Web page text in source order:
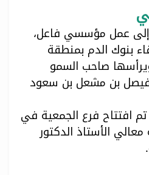
إلى عمل مؤسسي فاعل،
بنوك الدم بمنطقة
صاحب السمو
فيصل بن مشعل بن سعود
أبريل 2018م، تم افتتاح فرع الجمعية في
معالي الأستاذ الدكتور